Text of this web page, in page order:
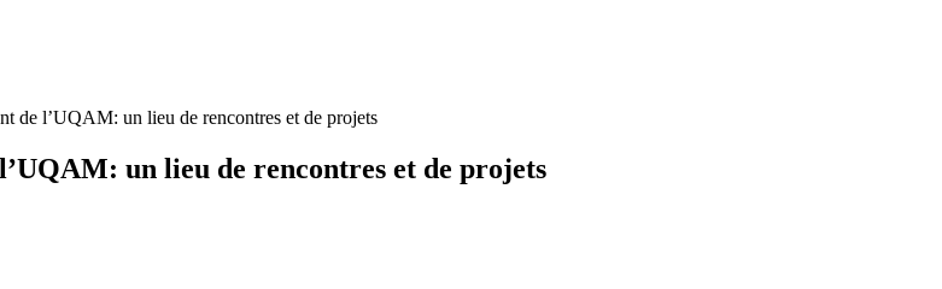
de l’UQAM: un lieu de rencontres et de projets
un lieu de rencontres et de projets